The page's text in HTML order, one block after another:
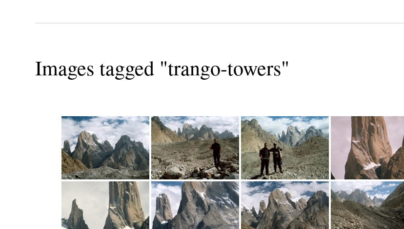
Images tagged "trango-towers"